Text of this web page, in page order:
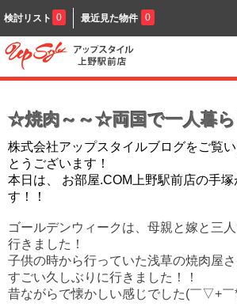
検討リスト 0 最近見た物件 0
☆焼肉～～☆両国で一人暮
株式会社アップスタイルブログをご覧
とうございます！
本日は、 お部屋.COM上野駅前店の手塚
す！！
ゴールデンウィークは、母親と嫁と三
行きました！
子供の時から行っていた浅草の焼肉屋さ
すごい久しぶりに行きました！！
昔ながらで懐かしい感じでした(￣▽+￣